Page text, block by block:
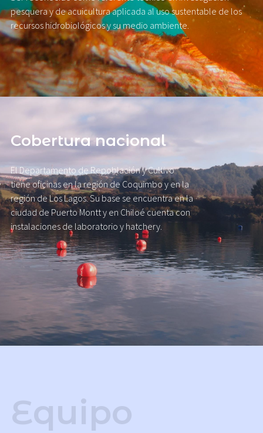
pesquera y de acuicultura aplicada al uso sustentable de los
recursos hidrobiológicos y su medio ambiente.
Cobertura nacional
El Departamento de Repoblación y Cultivo
tiene oficinas en la región de Coquimbo y en la
región de Los Lagos. Su base se encuentra en la
ciudad de Puerto Montt y en Chiloé cuenta con
instalaciones de laboratorio y hatchery.
Equipo